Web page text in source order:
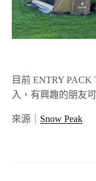
目前 ENTRY PACK
入，有興趣的朋友
來源｜ Snow Peak